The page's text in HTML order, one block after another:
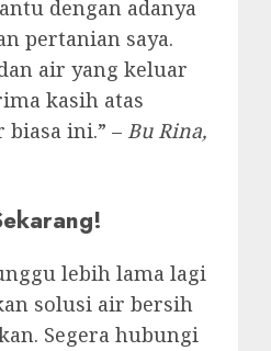
dengan adanya
pertanian saya.
air yang keluar
kasih atas
ini.” – Bu Rina,
lebih lama lagi
solusi air bersih
Segera hubungi